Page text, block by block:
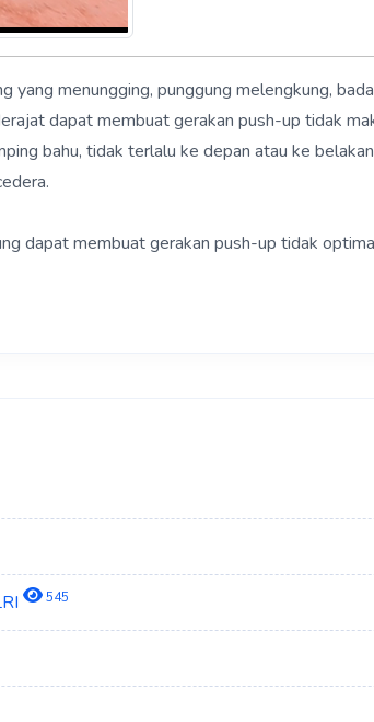
menungging, punggung melengkung,
dapat membuat gerakan push-up tidak
bahu, tidak terlalu ke depan atau ke
dapat membuat gerakan push-up tidak
545